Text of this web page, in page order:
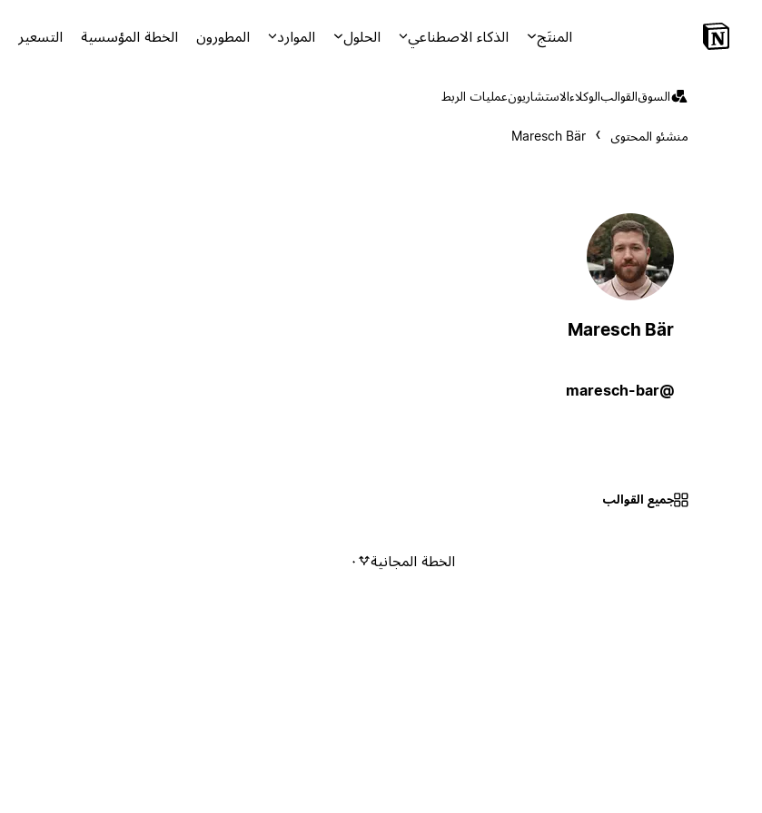
المنتَج الذكاء الاصطناعي الحلول الموارد المطورون الخطة المؤسسية التسعير
السوقالقوالبالوكلاءالاستشاريونعمليات الربط
منشئو المحتوى Maresch Bär
Maresch Bär
@maresch-bar
جميع القوالب
الخطة المجانية ٠